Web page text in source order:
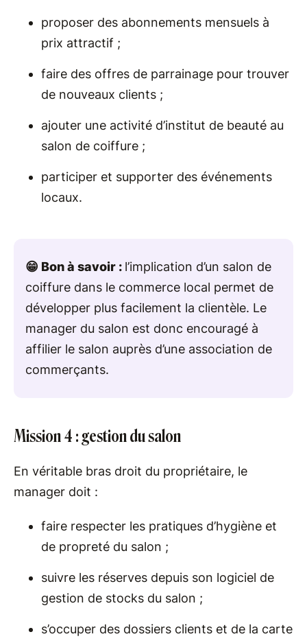
proposer des abonnements mensuels à
prix attractif ;
faire des offres de parrainage pour trouver
de nouveaux clients ;
ajouter une activité d’institut de beauté au
salon de coiffure ;
participer et supporter des événements
locaux.
😁 Bon à savoir : l’implication d’un salon de
coiffure dans le commerce local permet de
développer plus facilement la clientèle. Le
manager du salon est donc encouragé à
affilier le salon auprès d’une association de
commerçants.
Mission 4 : gestion du salon
En véritable bras droit du propriétaire, le
manager doit :
faire respecter les pratiques d’hygiène et
de propreté du salon ;
suivre les réserves depuis son logiciel de
gestion de stocks du salon ;
s’occuper des dossiers clients et de la carte